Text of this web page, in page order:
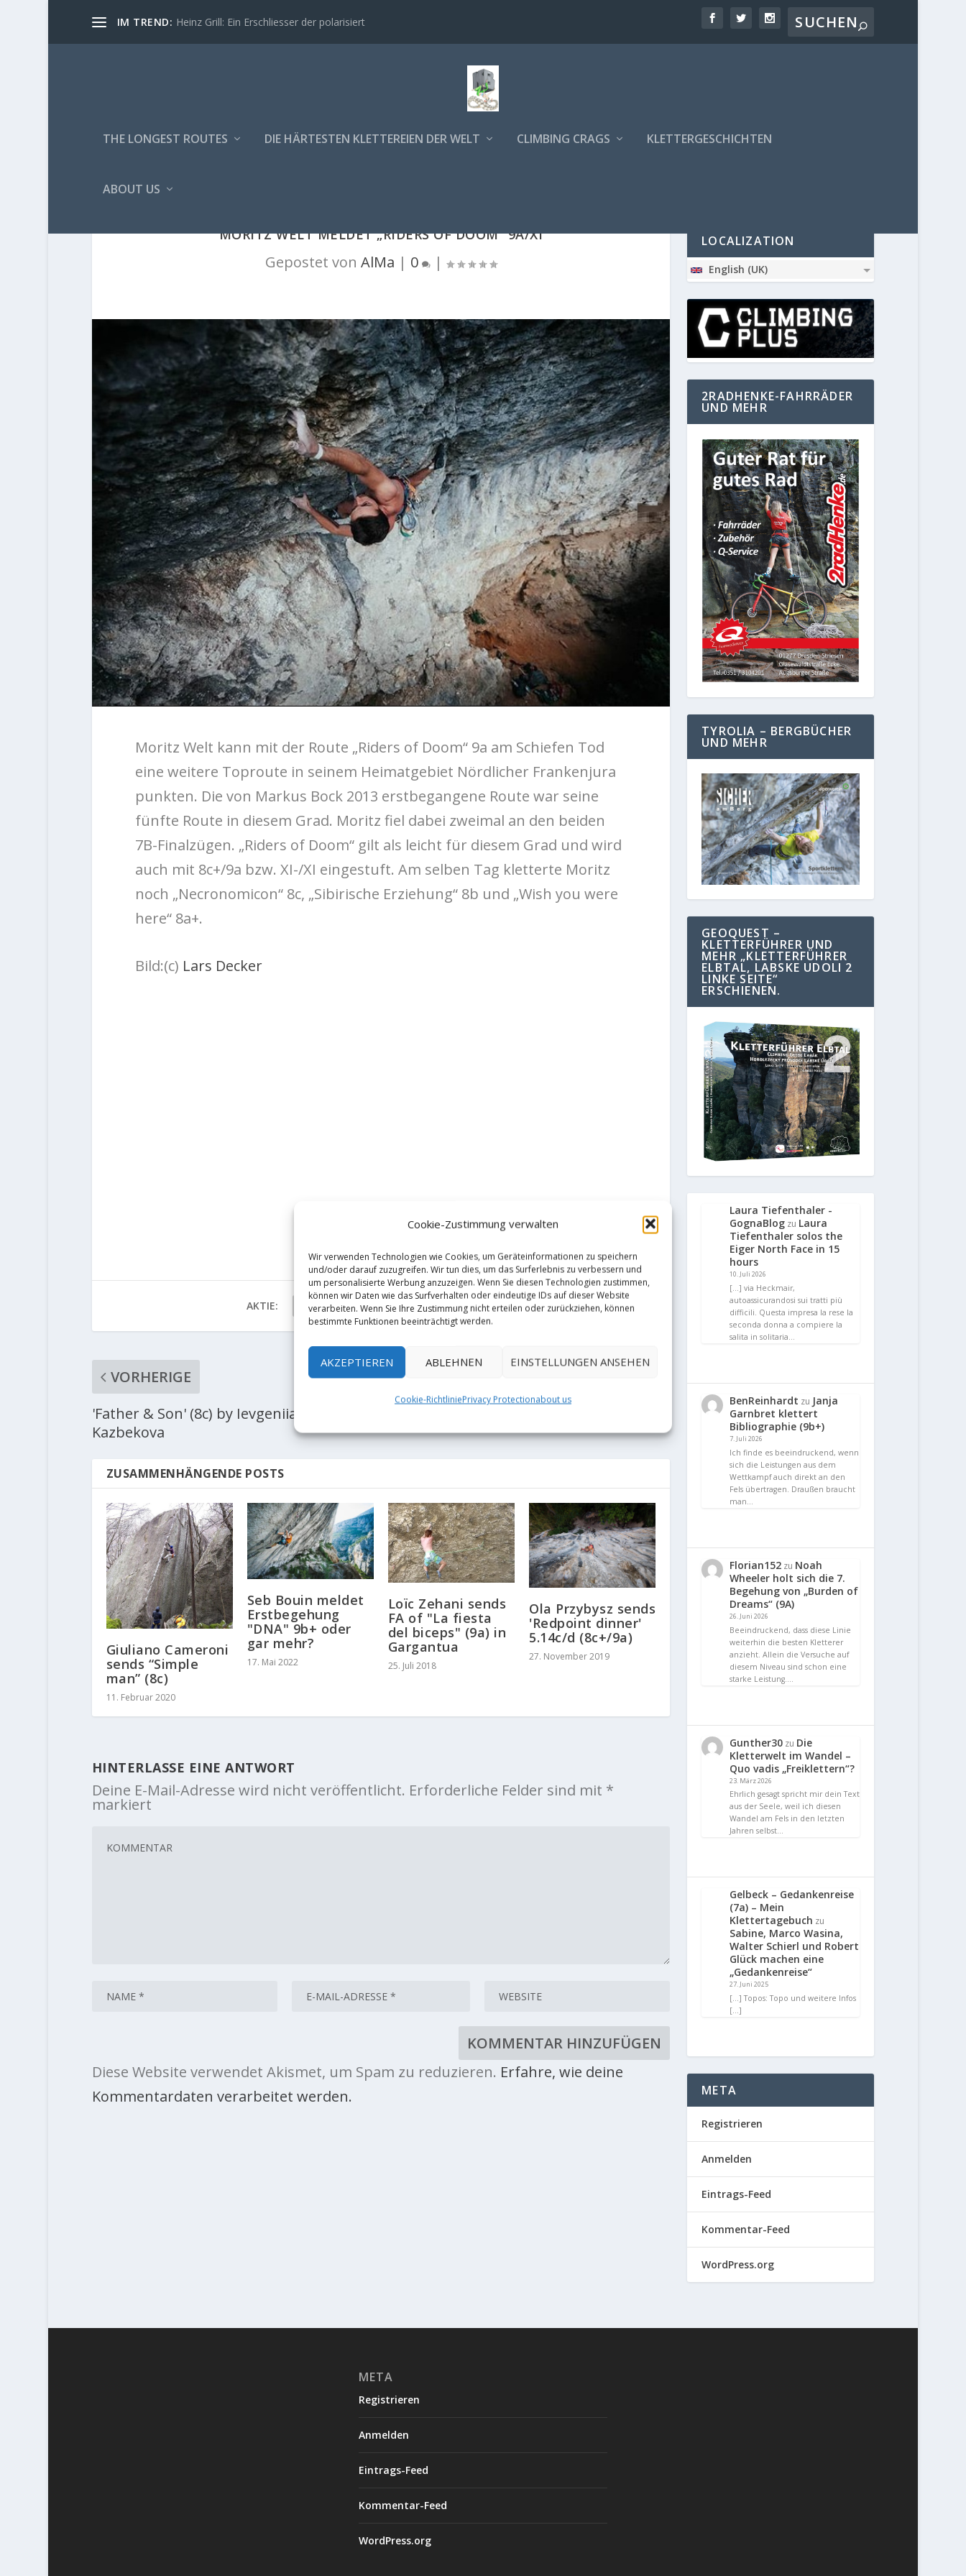
Cookie-Zustimmung verwalten
Wir verwenden Technologien wie Cookies, um Geräteinformationen zu speichern
und/oder darauf zuzugreifen. Wir tun dies, um das Surferlebnis zu verbessern und
um personalisierte Werbung anzuzeigen. Wenn Sie diesen Technologien zustimmen,
können wir Daten wie das Surfverhalten oder eindeutige IDs auf dieser Website
verarbeiten. Wenn Sie Ihre Zustimmung nicht erteilen oder zurückziehen, können
bestimmte Funktionen beeinträchtigt werden.
AKZEPTIEREN ABLEHNEN EINSTELLUNGEN ANSEHEN
Cookie-RichtliniePrivacy Protectionabout us
IM TREND: Heinz Grill: Ein Erschliesser der polarisiert
THE LONGEST ROUTES DIE HÄRTESTEN KLETTEREIEN DER WELT CLIMBING CRAGS KLETTERGESCHICHTEN
ABOUT US
MORITZ WELT MELDET „RIDERS OF DOOM“ 9A/XI
Gepostet von AlMa | 0 |
Moritz Welt kann mit der Route „Riders of Doom“ 9a am Schiefen Tod
eine weitere Toproute in seinem Heimatgebiet Nördlicher Frankenjura
punkten. Die von Markus Bock 2013 erstbegangene Route war seine
fünfte Route in diesem Grad. Moritz fiel dabei zweimal an den beiden
7B-Finalzügen. „Riders of Doom“ gilt als leicht für diesem Grad und wird
auch mit 8c+/9a bzw. XI-/XI eingestuft. Am selben Tag kletterte Moritz
noch „Necronomicon“ 8c, „Sibirische Erziehung“ 8b und „Wish you were
here“ 8a+.
Bild:(c) Lars Decker
AKTIE: RATE:
VORHERIGE
'Father & Son' (8c) by Ievgeniia
Kazbekova
ZUSAMMENHÄNGENDE POSTS
Giuliano Cameroni
sends “Simple
man” (8c)
11. Februar 2020
Seb Bouin meldet
Erstbegehung
"DNA" 9b+ oder
gar mehr?
17. Mai 2022
Loïc Zehani sends
FA of "La fiesta
del biceps" (9a) in
Gargantua
25. Juli 2018
Ola Przybysz sends
'Redpoint dinner'
5.14c/d (8c+/9a)
27. November 2019
HINTERLASSE EINE ANTWORT
Deine E-Mail-Adresse wird nicht veröffentlicht. Erforderliche Felder sind mit *
markiert
Diese Website verwendet Akismet, um Spam zu reduzieren. Erfahre, wie deine
Kommentardaten verarbeitet werden.
LOCALIZATION
English (UK)
2RADHENKE-FAHRRÄDER
UND MEHR
TYROLIA – BERGBÜCHER
UND MEHR
GEOQUEST –
KLETTERFÜHRER UND
MEHR „KLETTERFÜHRER
ELBTAL, LABSKE UDOLI 2
LINKE SEITE“
ERSCHIENEN.
Laura Tiefenthaler -
GognaBlog zu Laura
Tiefenthaler solos the
Eiger North Face in 15
hours
10. Juli 2026
[…] via Heckmair,
autoassicurandosi sui tratti più
difficili. Questa impresa la rese la
seconda donna a compiere la
salita in solitaria…
BenReinhardt zu Janja
Garnbret klettert
Bibliographie (9b+)
7. Juli 2026
Ich finde es beeindruckend, wenn
sich die Leistungen aus dem
Wettkampf auch direkt an den
Fels übertragen. Draußen braucht
man…
Florian152 zu Noah
Wheeler holt sich die 7.
Begehung von „Burden of
Dreams“ (9A)
26. Juni 2026
Beeindruckend, dass diese Linie
weiterhin die besten Kletterer
anzieht. Allein die Versuche auf
diesem Niveau sind schon eine
starke Leistung.…
Gunther30 zu Die
Kletterwelt im Wandel –
Quo vadis „Freiklettern“?
23. März 2026
Ehrlich gesagt spricht mir dein Text
aus der Seele, weil ich diesen
Wandel am Fels in den letzten
Jahren selbst…
Gelbeck – Gedankenreise
(7a) – Mein
Klettertagebuch zu
Sabine, Marco Wasina,
Walter Schierl und Robert
Glück machen eine
„Gedankenreise“
27. Juni 2025
[…] Topos: Topo und weitere Infos
[…]
META
Registrieren
Anmelden
Eintrags-Feed
Kommentar-Feed
WordPress.org
META
Registrieren
Anmelden
Eintrags-Feed
Kommentar-Feed
WordPress.org